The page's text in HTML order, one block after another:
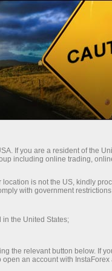
مارکیٹ
کمیشنز،
If you are a resident of the
including online trading,
is not the US, kindly
with government
the United States;
the relevant button below. If
an account with InstaForex